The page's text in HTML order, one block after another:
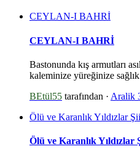
CEYLAN-I BAHRİ
CEYLAN-I BAHRİ
Bastonunda kış armutları
kaleminize yüreğinize
BEtül55 tarafından · Aralik
Ölü ve Karanlık Yıldızlar
Ölü ve Karanlık Yıldızlar
*